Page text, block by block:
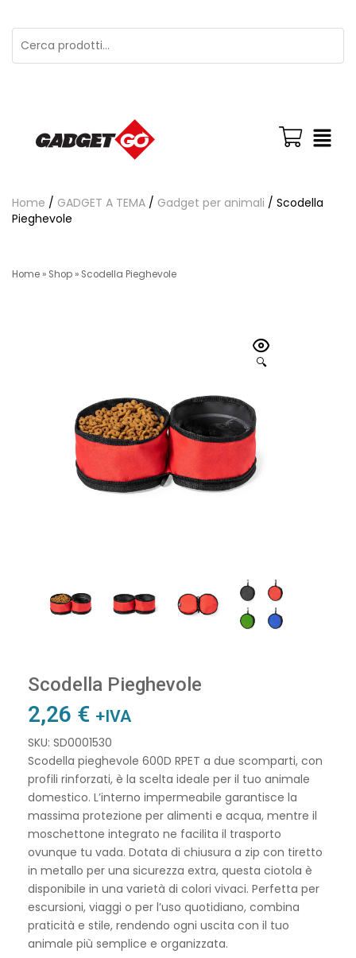
Home / GADGET A TEMA / Gadget per animali / Scodella
Pieghevole
Home » Shop » Scodella Pieghevole
🔍
Scodella Pieghevole
2,26 € +IVA
SKU: SD0001530
Scodella pieghevole 600D RPET a due scomparti, con
profili rinforzati, è la scelta ideale per il tuo animale
domestico. L’interno impermeabile garantisce la
massima protezione per alimenti e acqua, mentre il
moschettone integrato ne facilita il trasporto
ovunque tu vada. Dotata di chiusura a zip con tiretto
in metallo per una sicurezza extra, questa ciotola è
disponibile in una varietà di colori vivaci. Perfetta per
escursioni, viaggi o per l’uso quotidiano, combina
praticità e stile, rendendo ogni uscita con il tuo
animale più semplice e organizzata.